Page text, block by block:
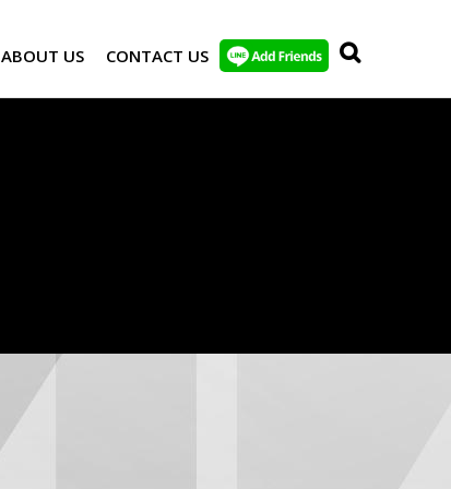
ABOUT US CONTACT US